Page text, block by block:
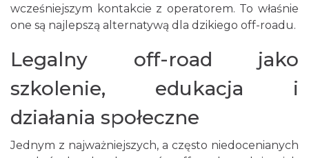
wcześniejszym kontakcie z operatorem. To właśnie
one są najlepszą alternatywą dla dzikiego off-roadu.
Legalny off-road jako
szkolenie, edukacja i
działania społeczne
Jednym z najważniejszych, a często niedocenianych